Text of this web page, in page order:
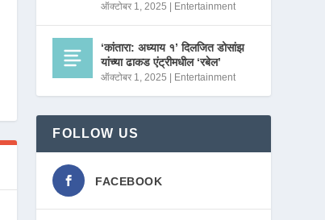
ऑक्टोबर 1, 2025 Entertainment
‘कांतारा: अध्याय १’ दिलजित डोसांझ
यांच्या ढाकड एंट्रीमधील ‘रबेल’
ऑक्टोबर 1, 2025 Entertainment
FOLLOW US
FACEBOOK